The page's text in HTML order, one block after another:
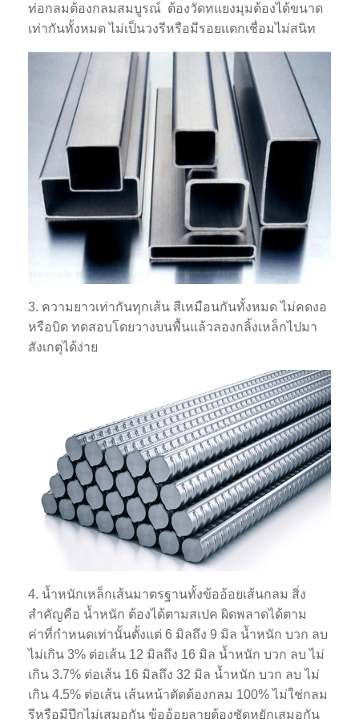
ท่อกลมต้องกลมสมบูรณ์ ต้องวัดทแยงมุมต้องได้ขนาด
เท่ากันทั้งหมด ไม่เป็นวงรีหรือมีรอยแตกเชื่อมไม่สนิท
3. ความยาวเท่ากันทุกเส้น สีเหมือนกันทั้งหมด ไม่คดงอ
หรือบิด ทดสอบโดยวางบนพื้นแล้วลองกลิ้งเหล็กไปมา
สังเกตุได้ง่าย
4. น้ำหนักเหล็กเส้นมาตรฐานทั้งข้ออ้อยเส้นกลม สิ่ง
สำคัญคือ น้ำหนัก ต้องได้ตามสเปค ผิดพลาดได้ตาม
ค่าที่กำหนดเท่านั้นตั้งแต่ 6 มิลถึง 9 มิล น้ำหนัก บวก ลบ
ไม่เกิน 3% ต่อเส้น 12 มิลถึง 16 มิล น้ำหนัก บวก ลบ ไม่
เกิน 3.7% ต่อเส้น 16 มิลถึง 32 มิล น้ำหนัก บวก ลบ ไม่
เกิน 4.5% ต่อเส้น เส้นหน้าตัดต้องกลม 100% ไม่ใช่กลม
รีหรือมีปีกไม่เสมอกัน ข้ออ้อยลายต้องชัดหยักเสมอกัน